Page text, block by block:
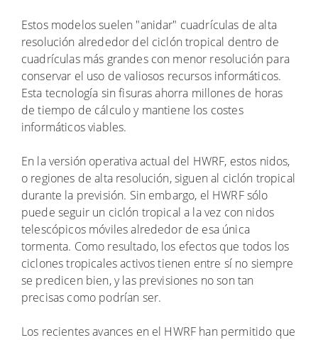
Estos modelos suelen "anidar" cuadrículas de alta
resolución alrededor del ciclón tropical dentro de
cuadrículas más grandes con menor resolución para
conservar el uso de valiosos recursos informáticos.
Esta tecnología sin fisuras ahorra millones de horas
de tiempo de cálculo y mantiene los costes
informáticos viables.
En la versión operativa actual del HWRF, estos nidos,
o regiones de alta resolución, siguen al ciclón tropical
durante la previsión. Sin embargo, el HWRF sólo
puede seguir un ciclón tropical a la vez con nidos
telescópicos móviles alrededor de esa única
tormenta. Como resultado, los efectos que todos los
ciclones tropicales activos tienen entre sí no siempre
se predicen bien, y las previsiones no son tan
precisas como podrían ser.
Los recientes avances en el HWRF han permitido que